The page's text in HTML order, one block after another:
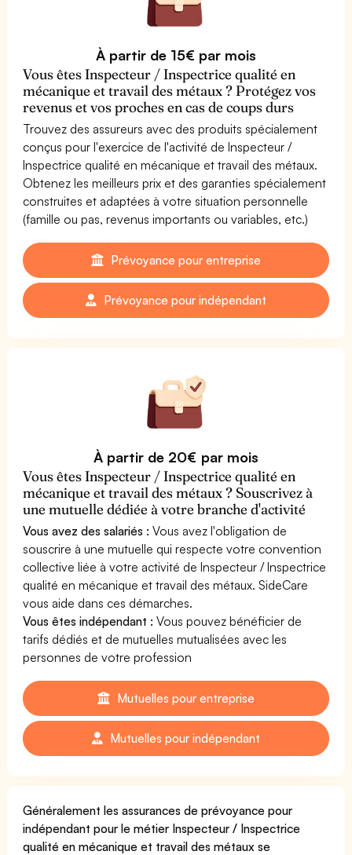
À partir de 15€ par mois
Vous êtes Inspecteur / Inspectrice qualité en
mécanique et travail des métaux ? Protégez vos
revenus et vos proches en cas de coups durs
Trouvez des assureurs avec des produits spécialement
conçus pour l'exercice de l'activité de Inspecteur /
Inspectrice qualité en mécanique et travail des métaux.
Obtenez les meilleurs prix et des garanties spécialement
construites et adaptées à votre situation personnelle
(famille ou pas, revenus importants ou variables, etc.)
Prévoyance pour entreprise
Prévoyance pour indépendant
À partir de 20€ par mois
Vous êtes Inspecteur / Inspectrice qualité en
mécanique et travail des métaux ? Souscrivez à
une mutuelle dédiée à votre branche d'activité
Vous avez des salariés : Vous avez l'obligation de
souscrire à une mutuelle qui respecte votre convention
collective liée à votre activité de Inspecteur / Inspectrice
qualité en mécanique et travail des métaux. SideCare
vous aide dans ces démarches.
Vous êtes indépendant : Vous pouvez bénéficier de
tarifs dédiés et de mutuelles mutualisées avec les
personnes de votre profession
Mutuelles pour entreprise
Mutuelles pour indépendant
Généralement les assurances de prévoyance pour
indépendant pour le métier Inspecteur / Inspectrice
qualité en mécanique et travail des métaux se